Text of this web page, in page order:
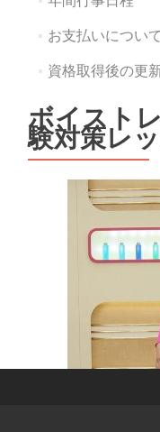
お支払いについて
資格取得後の更
ボイスト
験対策レ